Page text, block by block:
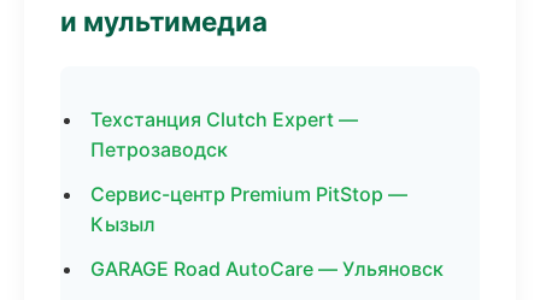
и мультимедиа
Техстанция Clutch Expert —
Петрозаводск
Сервис-центр Premium PitStop —
Кызыл
GARAGE Road AutoCare — Ульяновск